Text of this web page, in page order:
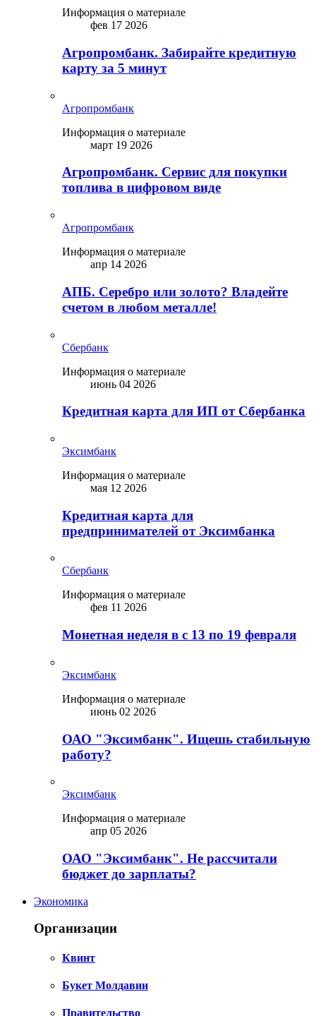
Информация о материале
фев 17 2026
Агропромбанк. Забирайте кредитную
карту за 5 минут
Агропромбанк
Информация о материале
март 19 2026
Агропромбанк. Сервис для покупки
топлива в цифровом виде
Агропромбанк
Информация о материале
апр 14 2026
АПБ. Серебро или золото? Владейте
счетом в любом металле!
Сбербанк
Информация о материале
июнь 04 2026
Кредитная карта для ИП от Сбербанка
Эксимбанк
Информация о материале
мая 12 2026
Кредитная карта для
предпринимателей от Эксимбанка
Сбербанк
Информация о материале
фев 11 2026
Монетная неделя в с 13 по 19 февраля
Эксимбанк
Информация о материале
июнь 02 2026
ОАО "Эксимбанк". Ищешь стабильную
работу?
Эксимбанк
Информация о материале
апр 05 2026
ОАО "Эксимбанк". Не рассчитали
бюджет до зарплаты?
Экономика
Организации
Квинт
Букет Молдавии
Правительство